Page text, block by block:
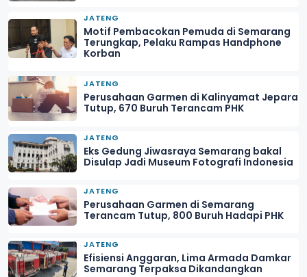
JATENG
Motif Pembacokan Pemuda di Semarang
Terungkap, Pelaku Rampas Handphone
Korban
JATENG
Perusahaan Garmen di Kalinyamat Jepara
Tutup, 670 Buruh Terancam PHK
JATENG
Eks Gedung Jiwasraya Semarang bakal
Disulap Jadi Museum Fotografi Indonesia
JATENG
Perusahaan Garmen di Semarang
Terancam Tutup, 800 Buruh Hadapi PHK
JATENG
Efisiensi Anggaran, Lima Armada Damkar
Semarang Terpaksa Dikandangkan